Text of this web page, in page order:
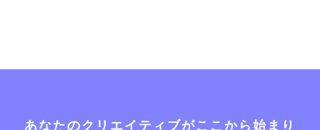
あなたのクリエイティブがここから始まり